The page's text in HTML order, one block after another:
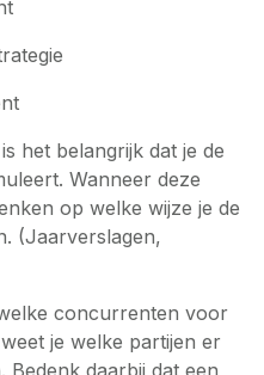
het belangrijk dat je de
Wanneer deze
op welke wijze je de
(Jaarverslagen,
concurrenten voor
je welke partijen er